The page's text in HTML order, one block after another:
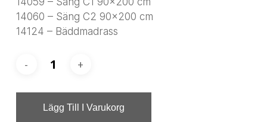
14060 – Säng C2 90×200 cm
14124 – Bäddmadrass
Lägg Till I Varukorg